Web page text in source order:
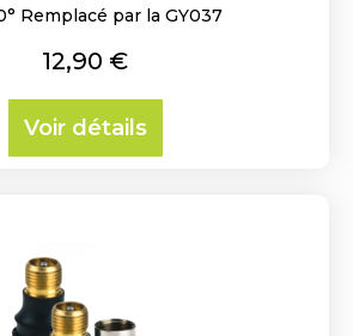
Remplacé par la GY037
Prix
12,90 €
Voir détails